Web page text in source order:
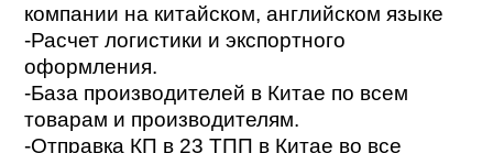
компании на китайском, английском языке
-Расчет логистики и экспортного
оформления.
-База производителей в Китае по всем
товарам и производителям.
-Отправка КП в 23 ТПП в Китае во все